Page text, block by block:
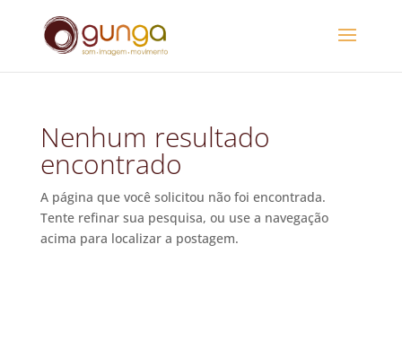
Nenhum resultado
encontrado
A página que você solicitou não foi encontrada.
Tente refinar sua pesquisa, ou use a navegação
acima para localizar a postagem.